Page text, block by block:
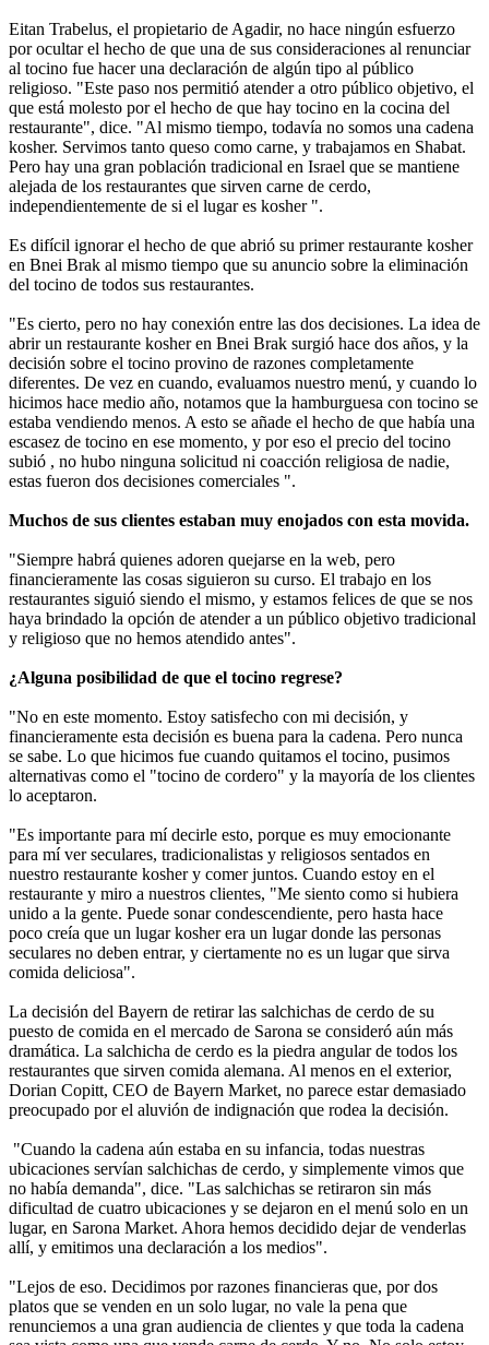
Eitan Trabelus, el propietario de Agadir, no hace ningún esfuerzo
por ocultar el hecho de que una de sus consideraciones al renunciar
al tocino fue hacer una declaración de algún tipo al público
religioso. "Este paso nos permitió atender a otro público objetivo, el
que está molesto por el hecho de que hay tocino en la cocina del
restaurante", dice. "Al mismo tiempo, todavía no somos una cadena
kosher. Servimos tanto queso como carne, y trabajamos en Shabat.
Pero hay una gran población tradicional en Israel que se mantiene
alejada de los restaurantes que sirven carne de cerdo,
independientemente de si el lugar es kosher ".
Es difícil ignorar el hecho de que abrió su primer restaurante kosher
en Bnei Brak al mismo tiempo que su anuncio sobre la eliminación
del tocino de todos sus restaurantes.
"Es cierto, pero no hay conexión entre las dos decisiones. La idea de
abrir un restaurante kosher en Bnei Brak surgió hace dos años, y la
decisión sobre el tocino provino de razones completamente
diferentes. De vez en cuando, evaluamos nuestro menú, y cuando lo
hicimos hace medio año, notamos que la hamburguesa con tocino se
estaba vendiendo menos. A esto se añade el hecho de que había una
escasez de tocino en ese momento, y por eso el precio del tocino
subió , no hubo ninguna solicitud ni coacción religiosa de nadie,
estas fueron dos decisiones comerciales ".
Muchos de sus clientes estaban muy enojados con esta movida.
"Siempre habrá quienes adoren quejarse en la web, pero
financieramente las cosas siguieron su curso. El trabajo en los
restaurantes siguió siendo el mismo, y estamos felices de que se nos
haya brindado la opción de atender a un público objetivo tradicional
y religioso que no hemos atendido antes".
¿Alguna posibilidad de que el tocino regrese?
"No en este momento. Estoy satisfecho con mi decisión, y
financieramente esta decisión es buena para la cadena. Pero nunca
se sabe. Lo que hicimos fue cuando quitamos el tocino, pusimos
alternativas como el "tocino de cordero" y la mayoría de los clientes
lo aceptaron.
"Es importante para mí decirle esto, porque es muy emocionante
para mí ver seculares, tradicionalistas y religiosos sentados en
nuestro restaurante kosher y comer juntos. Cuando estoy en el
restaurante y miro a nuestros clientes, "Me siento como si hubiera
unido a la gente. Puede sonar condescendiente, pero hasta hace
poco creía que un lugar kosher era un lugar donde las personas
seculares no deben entrar, y ciertamente no es un lugar que sirva
comida deliciosa".
La decisión del Bayern de retirar las salchichas de cerdo de su
puesto de comida en el mercado de Sarona se consideró aún más
dramática. La salchicha de cerdo es la piedra angular de todos los
restaurantes que sirven comida alemana. Al menos en el exterior,
Dorian Copitt, CEO de Bayern Market, no parece estar demasiado
preocupado por el aluvión de indignación que rodea la decisión.
"Cuando la cadena aún estaba en su infancia, todas nuestras
ubicaciones servían salchichas de cerdo, y simplemente vimos que
no había demanda", dice. "Las salchichas se retiraron sin más
dificultad de cuatro ubicaciones y se dejaron en el menú solo en un
lugar, en Sarona Market. Ahora hemos decidido dejar de venderlas
allí, y emitimos una declaración a los medios".
"Lejos de eso. Decidimos por razones financieras que, por dos
platos que se venden en un solo lugar, no vale la pena que
renunciemos a una gran audiencia de clientes y que toda la cadena